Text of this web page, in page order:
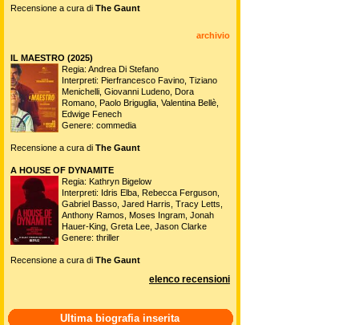
Recensione a cura di The Gaunt
archivio
IL MAESTRO (2025)
Regia: Andrea Di Stefano
Interpreti: Pierfrancesco Favino, Tiziano
Menichelli, Giovanni Ludeno, Dora
Romano, Paolo Briguglia, Valentina Bellè,
Edwige Fenech
Genere: commedia
Recensione a cura di The Gaunt
A HOUSE OF DYNAMITE
Regia: Kathryn Bigelow
Interpreti: Idris Elba, Rebecca Ferguson,
Gabriel Basso, Jared Harris, Tracy Letts,
Anthony Ramos, Moses Ingram, Jonah
Hauer-King, Greta Lee, Jason Clarke
Genere: thriller
Recensione a cura di The Gaunt
elenco recensioni
Ultima biografia inserita